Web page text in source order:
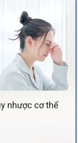
nhược cơ thể